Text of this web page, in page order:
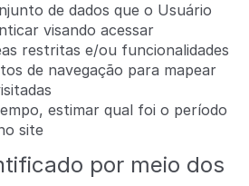
de dados que o Usuário
visando acessar
restritas e/ou funcionalidades
de navegação para mapear
estimar qual foi o período
site
por meio dos